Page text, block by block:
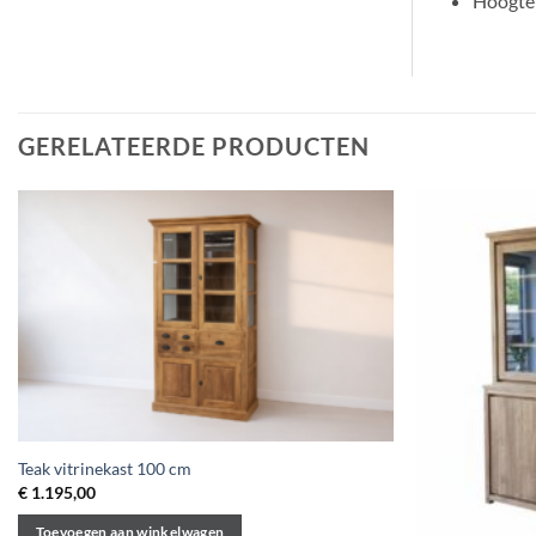
GERELATEERDE PRODUCTEN
Teak vitrinekast 100 cm
€1.195,00
Toevoegen aan winkelwagen